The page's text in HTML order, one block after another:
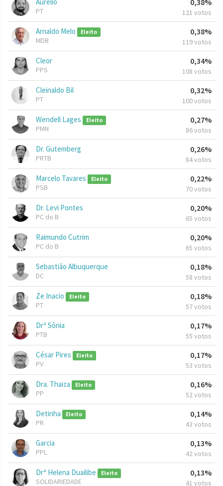
PT
0,38%
121 votos
Arnaldo Melo Eleito
MDB
0,38%
119 votos
Cleor
PPS
0,34%
108 votos
Cleinaldo Bil
PT
0,32%
100 votos
Wendell Lages Eleito
PMN
0,27%
86 votos
Dr. Gutemberg
PRTB
0,26%
84 votos
Marcelo Tavares Eleito
PSB
0,22%
70 votos
Dr. Levi Pontes
PC do B
0,20%
65 votos
Raimundo Cutrim
PC do B
0,20%
65 votos
Sebastião Albuquerque
DC
0,18%
58 votos
Ze Inacio Eleito
PT
0,18%
57 votos
Drª Sônia
PTB
0,17%
55 votos
César Pires Eleito
PV
0,17%
53 votos
Dra. Thaiza Eleito
PP
0,16%
52 votos
Detinha Eleito
PR
0,14%
43 votos
Garcia
PPL
0,13%
42 votos
Drª Helena Duailibe Eleito
SOLIDARIEDADE
0,13%
41 votos